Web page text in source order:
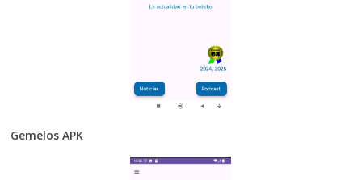
Gemelos APK